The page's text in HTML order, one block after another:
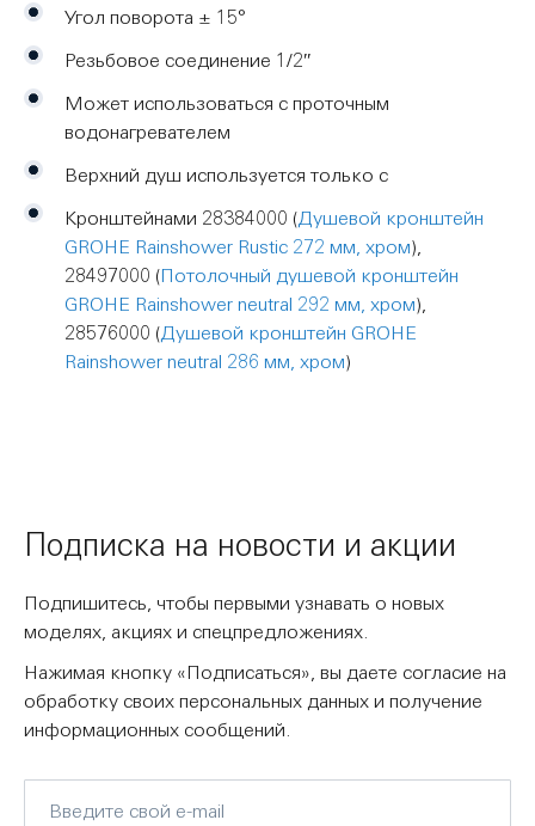
Угол поворота ± 15°
Резьбовое соединение 1/2″
Может использоваться с проточным
водонагревателем
Верхний душ используется только с
Кронштейнами 28384000 (Душевой кронштейн
GROHE Rainshower Rustic 272 мм, хром),
28497000 (Потолочный душевой кронштейн
GROHE Rainshower neutral 292 мм, хром),
28576000 (Душевой кронштейн GROHE
Rainshower neutral 286 мм, хром)
Подписка на новости и акции
Подпишитесь, чтобы первыми узнавать о новых
моделях, акциях и спецпредложениях.
Нажимая кнопку «Подписаться», вы даете согласие на
обработку своих персональных данных и получение
информационных сообщений.